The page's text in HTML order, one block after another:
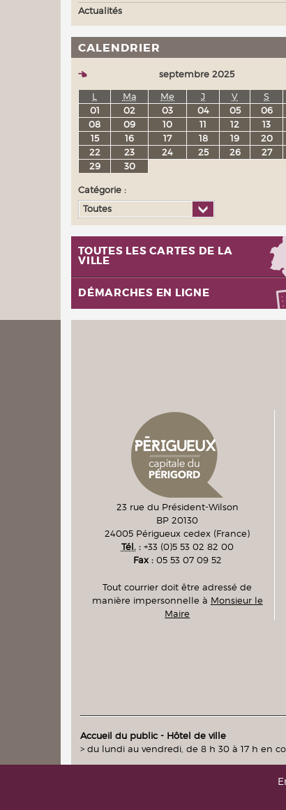
Actualités
CALENDRIER
septembre 2025
L
Ma Me J V S
01
02 03 04 05 06
08
09 10 11 12 13
15
16 17 18 19 20
22
23 24 25 26 27
29
30
Catégorie :
Toutes
TOUTES LES CARTES DE LA
VILLE
DÉMARCHES EN LIGNE
23 rue du Président-Wilson
BP 20130
24005 Périgueux cedex (France)
Tél.: +33 (0)5 53 02 82 00
Fax : 05 53 07 09 52
Tout courrier doit être adressé de
manière impersonnelle à Monsieur le
Maire
Accueil du public - Hôtel de ville
> du lundi au vendredi, de 8 h 30 à 17 h en